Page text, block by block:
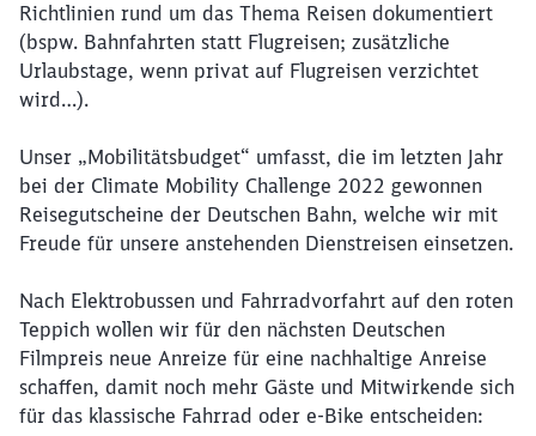
Richtlinien rund um das Thema Reisen dokumentiert
(bspw. Bahnfahrten statt Flugreisen; zusätzliche
Urlaubstage, wenn privat auf Flugreisen verzichtet
wird…).
Unser „Mobilitätsbudget“ umfasst, die im letzten Jahr
bei der Climate Mobility Challenge 2022 gewonnen
Reisegutscheine der Deutschen Bahn, welche wir mit
Freude für unsere anstehenden Dienstreisen einsetzen.
Nach Elektrobussen und Fahrradvorfahrt auf den roten
Teppich wollen wir für den nächsten Deutschen
Filmpreis neue Anreize für eine nachhaltige Anreise
schaffen, damit noch mehr Gäste und Mitwirkende sich
für das klassische Fahrrad oder e-Bike entscheiden: